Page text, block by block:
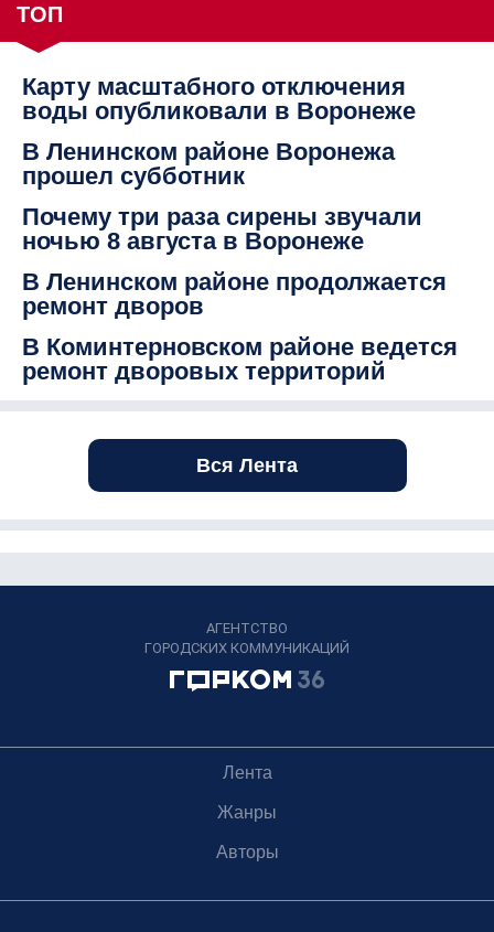
ТОП
Карту масштабного отключения
воды опубликовали в Воронеже
В Ленинском районе Воронежа
прошел субботник
Почему три раза сирены звучали
ночью 8 августа в Воронеже
В Ленинском районе продолжается
ремонт дворов
В Коминтерновском районе ведется
ремонт дворовых территорий
Вся Лента
АГЕНТСТВО
ГОРОДСКИХ КОММУНИКАЦИЙ
Лента
Жанры
Авторы